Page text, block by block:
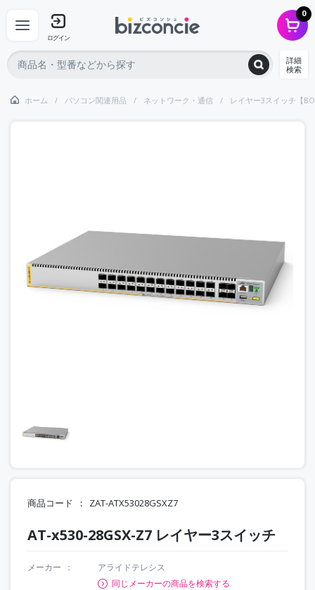
ログイン
0
詳細
検索
ホーム パソコン関連用品 ネットワーク・通信 レイヤー3スイッチ【
商品コード ZAT-ATX53028GSXZ7
AT-x530-28GSX-Z7 レイヤー3スイッチ
メーカー
アライドテレシス
同じメーカーの商品を検索する